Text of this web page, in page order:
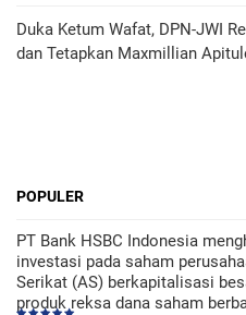
Duka Ketum Wafat, DPN-JWI
dan Tetapkan Maxmillian
POPULER
PT Bank HSBC Indonesia
investasi pada saham
Serikat (AS) berkapitalisasi
produk reksa dana saham